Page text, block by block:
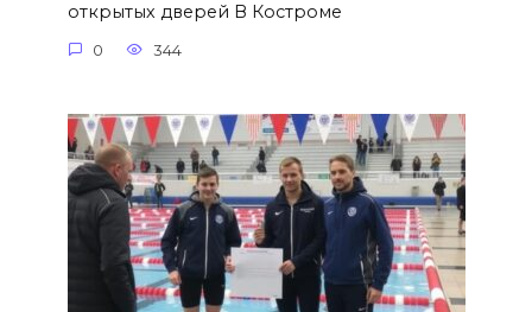
открытых дверей В Костроме
0 344